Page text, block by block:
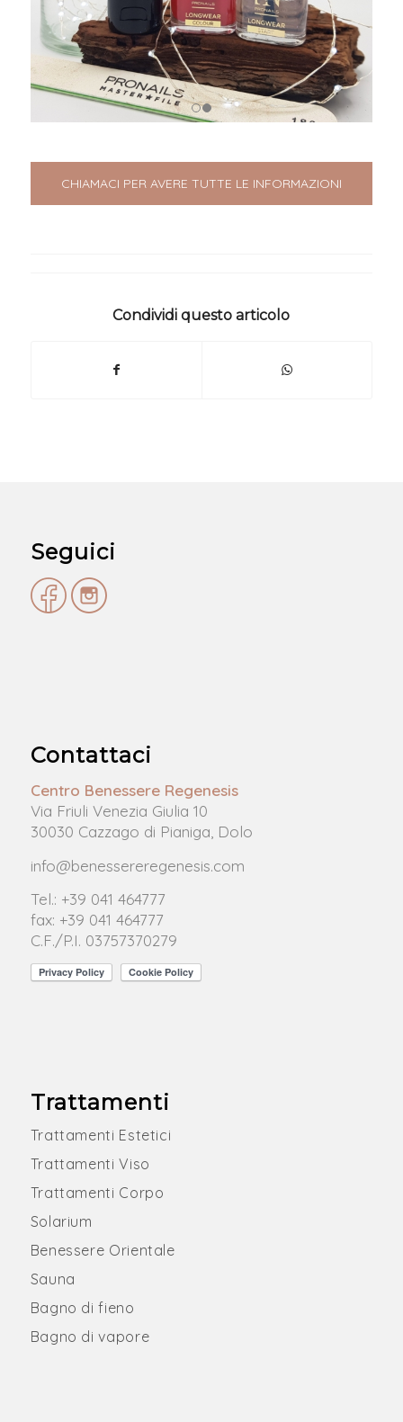
CHIAMACI PER AVERE TUTTE LE INFORMAZIONI
Condividi questo articolo
Seguici
Contattaci
Centro Benessere Regenesis
Via Friuli Venezia Giulia 10
30030 Cazzago di Pianiga, Dolo
info@benessereregenesis.com
Tel.: +39 041 464777
fax: +39 041 464777
C.F./P.I. 03757370279
Trattamenti
Trattamenti Estetici
Trattamenti Viso
Trattamenti Corpo
Solarium
Benessere Orientale
Sauna
Bagno di fieno
Bagno di vapore